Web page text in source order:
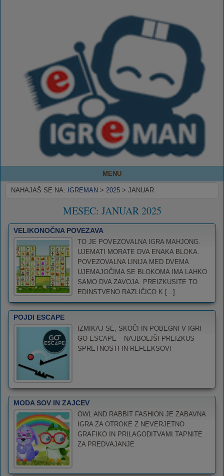
MENU
NAHAJAŠ SE NA: IGREMAN > 2025 > JANUAR
MESEC: JANUAR 2025
VELIKONOČNA POVEZAVA
TO JE POVEZOVALNA IGRA MAHJONG.
UJEMATI MORATE DVA ENAKA BLOKA.
POVEZOVALNA LINIJA MED DVEMA
UJEMAJOČIMA SE BLOKOMA IMA LAHKO
SAMO DVA ZAVOJA. PREIZKUSITE TO
EDINSTVENO RAZLIČICO K [...]
POJDI ESCAPE
IZMIKAJ SE, SKOČI IN POBEGNI V IGRI
GO ESCAPE – NAJBOLJŠI PREIZKUS
SPRETNOSTI IN REFLEKSOV!
MODA SOV IN ZAJCEV
OWL AND RABBIT FASHION JE ZABAVNA
IGRA ZA OTROKE Z NEVERJETNO
GRAFIKO IN PRILAGODITVAMI.TAPNITE
ZA PREDVAJANJE